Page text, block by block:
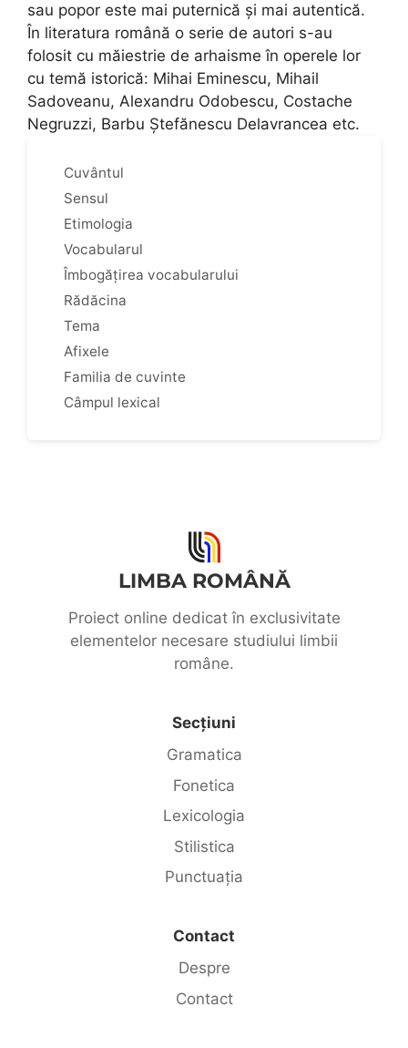
sau popor este mai puternică și mai autentică.
În literatura română o serie de autori s-au
folosit cu măiestrie de arhaisme în operele lor
cu temă istorică: Mihai Eminescu, Mihail
Sadoveanu, Alexandru Odobescu, Costache
Negruzzi, Barbu Ștefănescu Delavrancea etc.
Cuvântul
Sensul
Etimologia
Vocabularul
Îmbogățirea vocabularului
Rădăcina
Tema
Afixele
Familia de cuvinte
Câmpul lexical
LIMBA ROMÂNĂ
Proiect online dedicat în exclusivitate
elementelor necesare studiului limbii
române.
Secțiuni
Gramatica
Fonetica
Lexicologia
Stilistica
Punctuația
Contact
Despre
Contact